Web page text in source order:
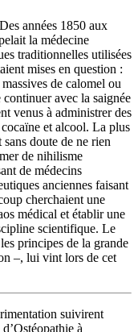
années 1850 aux
la médecine
traditionnelles utilisées
mises en question :
de calomel ou
avec la saignée
venus à administrer des
et alcool. La plus
sans doute de ne rien
de nihilisme
de médecins
anciennes faisant
cherchaient une
médical et établir une
scientifique. Le
principes de la grande
–, lui vint lors de cet
suivirent
à